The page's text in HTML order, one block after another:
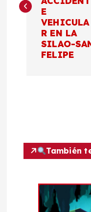
e
ó
n
E
VEHICULA
R EN LA
SILAO-
FELIPE
También